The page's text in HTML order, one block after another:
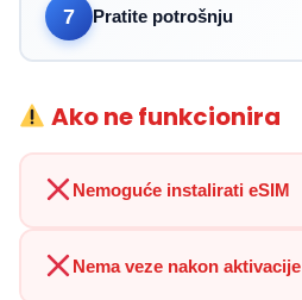
7 Pratite potrošnju
Ako ne funkcionira
Nemoguće instalirati eSIM
Nema veze nakon aktivacije